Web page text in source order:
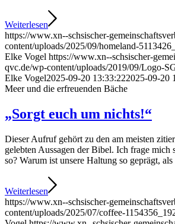
Weiterlesen
https://www.xn--schsischer-
content/uploads/2025/09/homeland-
Elke Vogel https://www.xn--schsischer-
qvc.de/wp-content/uploads/2019/09/Logo-
Elke Vogel2025-09-20 13:33:222025-09-20
Meer und die erfreuenden Bäche
„Sorgt euch um nichts!“
Dieser Aufruf gehört zu den am meisten
gelebten Aussagen der Bibel. Ich frage mich
so? Warum ist unsere Haltung so geprägt,
Weiterlesen
https://www.xn--schsischer-
content/uploads/2025/07/coffee-